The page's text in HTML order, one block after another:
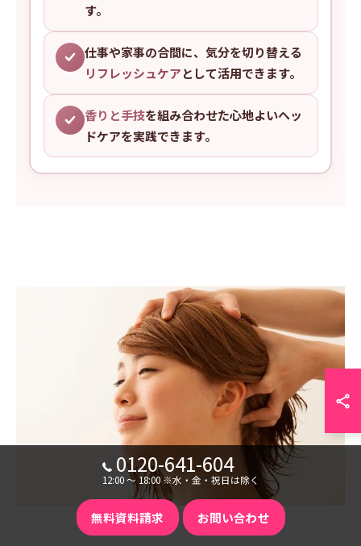
す。
仕事や家事の合間に、気分を切り替える
リフレッシュケアとして活用できます。
香りと手技を組み合わせた心地よいヘッ
ドケアを実践できます。
0120-641-604
12:00 〜 18:00 ※水・金・祝日は除く
無料資料請求 お問い合わせ